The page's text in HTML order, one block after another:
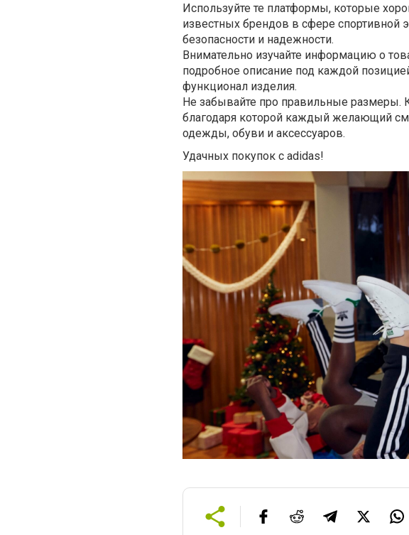
Используйте те платформы, которые
известных брендов в сфере
безопасности и надежности.
Внимательно изучайте информацию о
подробное описание под каждой
функционал изделия.
Не забывайте про правильные размеры.
благодаря которой каждый желающий
одежды, обуви и аксессуаров.
Удачных покупок с adidas!